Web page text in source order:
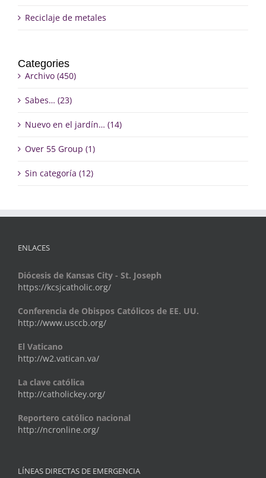
Reciclaje de metales
Categories
Archivo (450)
Sabes… (23)
Nuevo en el jardín… (14)
Over 55 Group (1)
Sin categoría (12)
ENLACES
Diócesis de Kansas City - St. Joseph
https://kcsjcatholic.org/
Conferencia de Obispos Católicos de EE. UU.
http://www.usccb.org/
El Vaticano
http://w2.vatican.va/
La clave católica
http://catholickey.org/
Reportero católico nacional
http://ncronline.org/
LÍNEAS DIRECTAS DE EMERGENCIA